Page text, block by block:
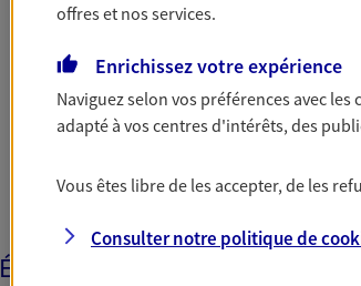
ÉPARGNE ET RETRAITE
offres et nos services.
Enrichissez votre expérience
Naviguez selon vos préférences avec les
adapté à vos centres d'intérêts, des
Vous êtes libre de les accepter, de les
Consulter notre politique de